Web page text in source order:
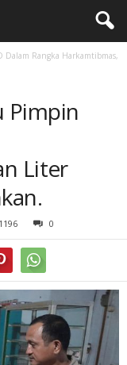
Dalam Rangka Harkamtibmas,
Pimpin
Liter
1196 0